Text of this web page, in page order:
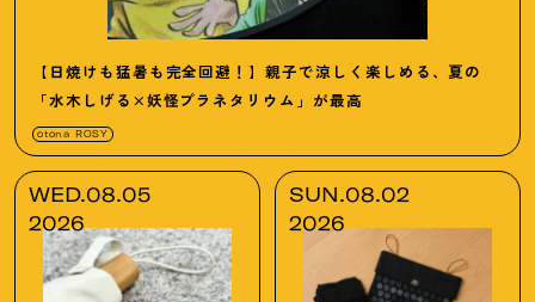
【日焼けも猛暑も完全回避 ！ 】親子で涼しく楽しめる、夏の
「水木しげる×妖怪プラネタリウム」が最高
otona ROSY
WED.08.05
2026
SUN.08.02
2026